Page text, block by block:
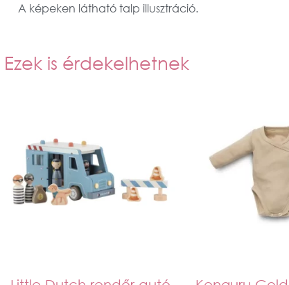
A képeken látható talp illusztráció.
Ezek is érdekelhetnek